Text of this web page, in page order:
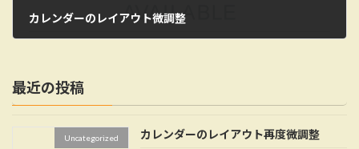
カレンダーのレイアウト微調整
最近の投稿
Uncategorized カレンダーのレイアウト再度微調整